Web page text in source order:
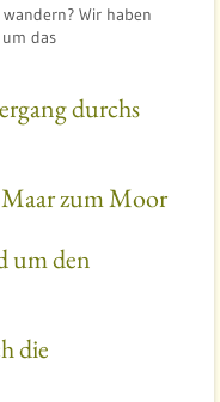
Wir haben
das
durchs
zum Moor
um den
die